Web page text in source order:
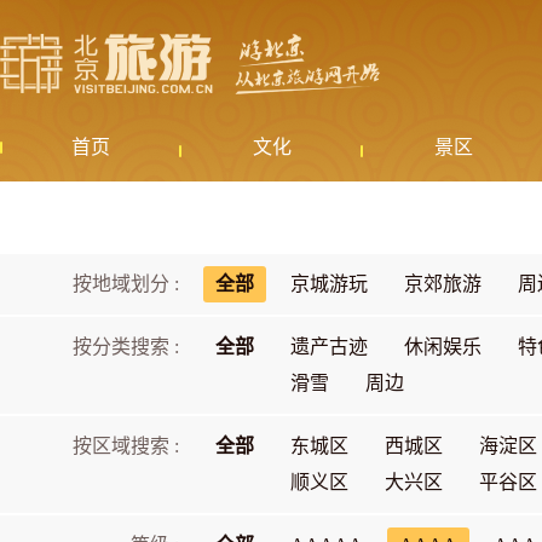
首页 文化 景区
按地域划分 : 全部 京城游玩 京郊旅游 周
按分类搜索 : 全部 遗产古迹 休闲娱乐
特
滑雪
周边
按区域搜索 : 全部 东城区 西城区
海淀区
顺义区
大兴区 平谷区